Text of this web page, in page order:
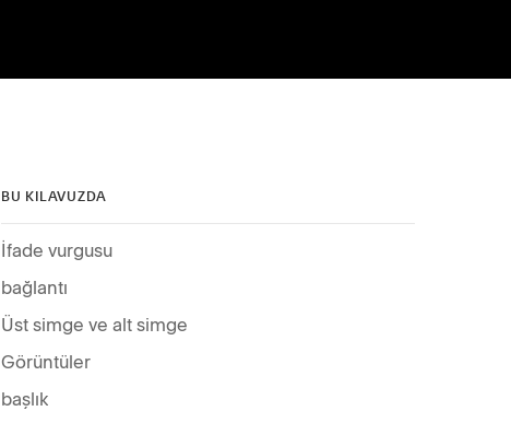
BU KILAVUZDA
İfade vurgusu
bağlantı
Üst simge ve alt simge
Görüntüler
başlık